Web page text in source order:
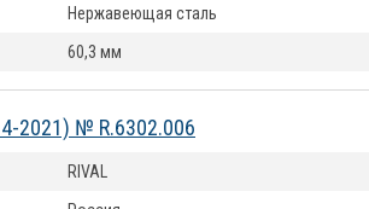
Нержавеющая сталь
60,3 мм
2021) № R.6302.006
RIVAL